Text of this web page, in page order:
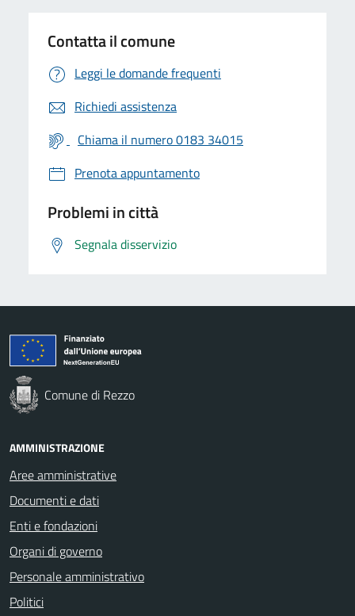
Contatta il comune
Leggi le domande frequenti
Richiedi assistenza
Chiama il numero 0183 34015
Prenota appuntamento
Problemi in città
Segnala disservizio
Comune di Rezzo
AMMINISTRAZIONE
Aree amministrative
Documenti e dati
Enti e fondazioni
Organi di governo
Personale amministrativo
Politici